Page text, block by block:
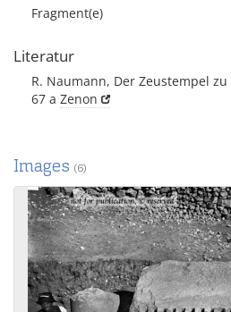
Fragment(e)
Literatur
R. Naumann, Der Zeustempel
67 a Zenon
Images (6)